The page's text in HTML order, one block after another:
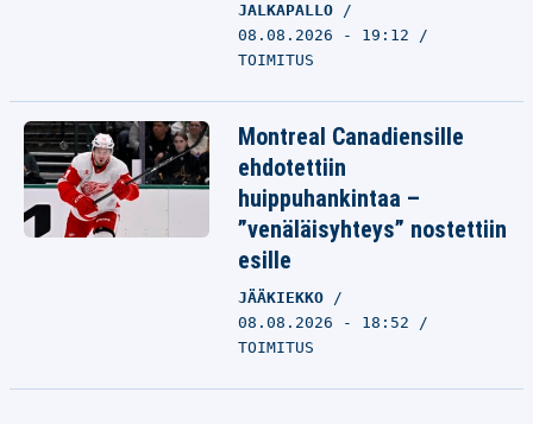
JALKAPALLO
08.08.2026 - 19:12
TOIMITUS
Montreal Canadiensille
ehdotettiin
huippuhankintaa –
”venäläisyhteys” nostettiin
esille
JÄÄKIEKKO
08.08.2026 - 18:52
TOIMITUS